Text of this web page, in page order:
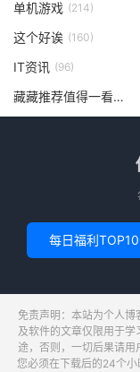
单机游戏 (214)
这个好诶 (160)
IT资讯 (96)
藏藏推荐值得一看
每日福利
免责声明：本站为个人
及软件的文章仅限用于
途，否则，一切后果请用
您必须在下载后的24个